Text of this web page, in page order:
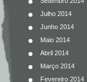
Julho 2014
Junho 2014
Maio 2014
Abril 2014
Março 2014
Fevereiro 2014